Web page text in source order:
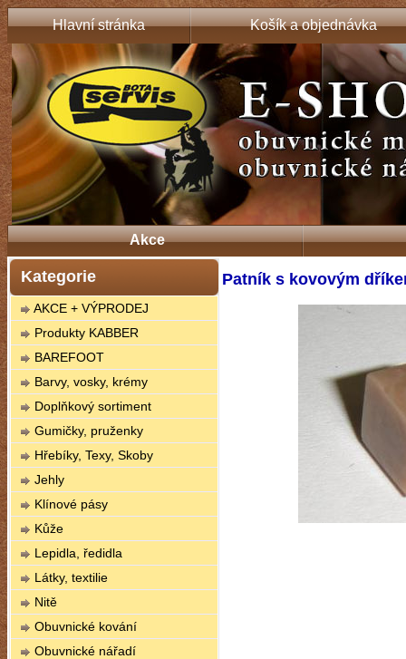
Hlavní stránka Košík a objednávka
Akce
Kategorie
AKCE + VÝPRODEJ
Produkty KABBER
BAREFOOT
Barvy, vosky, krémy
Doplňkový sortiment
Gumičky, pruženky
Hřebíky, Texy, Skoby
Jehly
Klínové pásy
Kůže
Lepidla, ředidla
Látky, textilie
Nitě
Obuvnické kování
Obuvnické nářadí
Patník s kovovým